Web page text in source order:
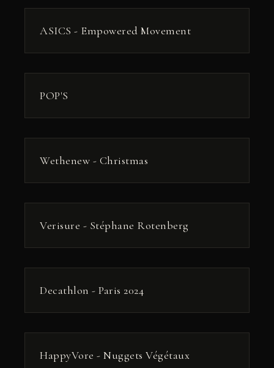
ASICS - Empowered Movement
РЕКЛАМА
POP'S
РЕКЛАМА
Wethenew - Christmas
Verisure - Stéphane Rotenberg
РЕКЛАМА
Decathlon - Paris 2024
HappyVore - Nuggets Végétaux